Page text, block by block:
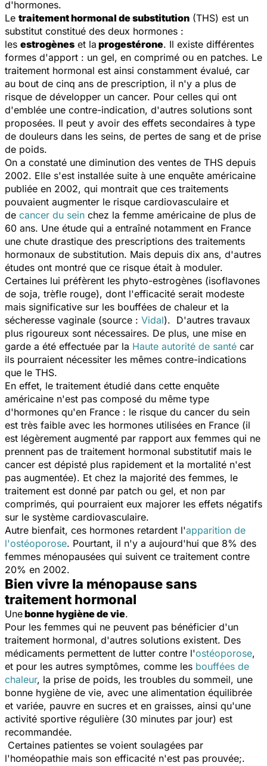
d'hormones.
Le traitement hormonal de substitution (THS) est un
substitut constitué des deux hormones :
les estrogènes et la progestérone. Il existe différentes
formes d'apport : un gel, en comprimé ou en patches. Le
traitement hormonal est ainsi constamment évalué, car
au bout de cinq ans de prescription, il n'y a plus de
risque de développer un cancer. Pour celles qui ont
d'emblée une contre-indication, d'autres solutions sont
proposées. Il peut y avoir des effets secondaires à type
de douleurs dans les seins, de pertes de sang et de prise
de poids.
On a constaté une diminution des ventes de THS depuis
2002. Elle s'est installée suite à une enquête américaine
publiée en 2002, qui montrait que ces traitements
pouvaient augmenter le risque cardiovasculaire et
de cancer du sein chez la femme américaine de plus de
60 ans. Une étude qui a entraîné notamment en France
une chute drastique des prescriptions des traitements
hormonaux de substitution. Mais depuis dix ans, d'autres
études ont montré que ce risque était à moduler.
Certaines lui préfèrent les phyto-estrogènes (isoflavones
de soja, trèfle rouge), dont l'efficacité serait modeste
mais significative sur les bouffées de chaleur et la
sécheresse vaginale (source : Vidal). D'autres travaux
plus rigoureux sont nécessaires. De plus, une mise en
garde a été effectuée par la Haute autorité de santé car
ils pourraient nécessiter les mêmes contre-indications
que le THS.
En effet, le traitement étudié dans cette enquête
américaine n'est pas composé du même type
d'hormones qu'en France : le risque du cancer du sein
est très faible avec les hormones utilisées en France (il
est légèrement augmenté par rapport aux femmes qui ne
prennent pas de traitement hormonal substitutif mais le
cancer est dépisté plus rapidement et la mortalité n'est
pas augmentée). Et chez la majorité des femmes, le
traitement est donné par patch ou gel, et non par
comprimés, qui pourraient eux majorer les effets négatifs
sur le système cardiovasculaire.
Autre bienfait, ces hormones retardent l'apparition de
l'ostéoporose. Pourtant, il n'y a aujourd'hui que 8% des
femmes ménopausées qui suivent ce traitement contre
20% en 2002.
Bien vivre la ménopause sans
traitement hormonal
Unebonne hygiène de vie.
Pour les femmes qui ne peuvent pas bénéficier d'un
traitement hormonal, d'autres solutions existent. Des
médicaments permettent de lutter contre l'ostéoporose,
et pour les autres symptômes, comme les bouffées de
chaleur, la prise de poids, les troubles du sommeil, une
bonne hygiène de vie, avec une alimentation équilibrée
et variée, pauvre en sucres et en graisses, ainsi qu'une
activité sportive régulière (30 minutes par jour) est
recommandée.
Certaines patientes se voient soulagées par
l'homéopathie mais son efficacité n'est pas prouvée;.